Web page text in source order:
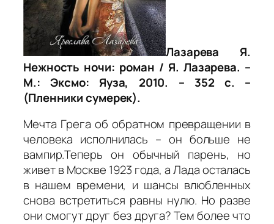
Лазарева Я.
Нежность ночи: роман / Я. Лазарева. –
М.: Эксмо: Яуза, 2010. – 352 с. –
(Пленники сумерек).
Мечта Грега об обратном превращении в
человека исполнилась – он больше не
вампир.Теперь он обычный парень, но
живет в Москве 1923 года, а Лада осталась
в нашем времени, и шансы влюбленных
снова встретиться равны нулю. Но разве
они смогут друг без друга? Тем более что